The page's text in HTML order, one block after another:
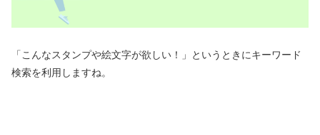
「こんなスタンプや絵文字が欲しい！」というときにキーワード
検索を利用しますね。